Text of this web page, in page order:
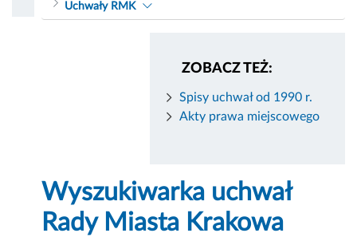
Uchwały RMK
ZOBACZ TEŻ:
Spisy uchwał od 1990 r.
Akty prawa miejscowego
Wyszukiwarka uchwał
Rady Miasta Krakowa